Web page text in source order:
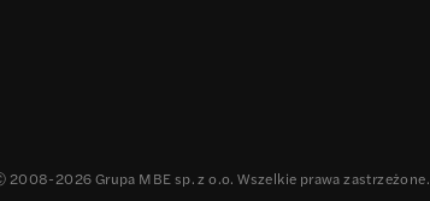
2008-2026Grupa MBE sp. z o.o. Wszelkie prawa zastrzeżone.